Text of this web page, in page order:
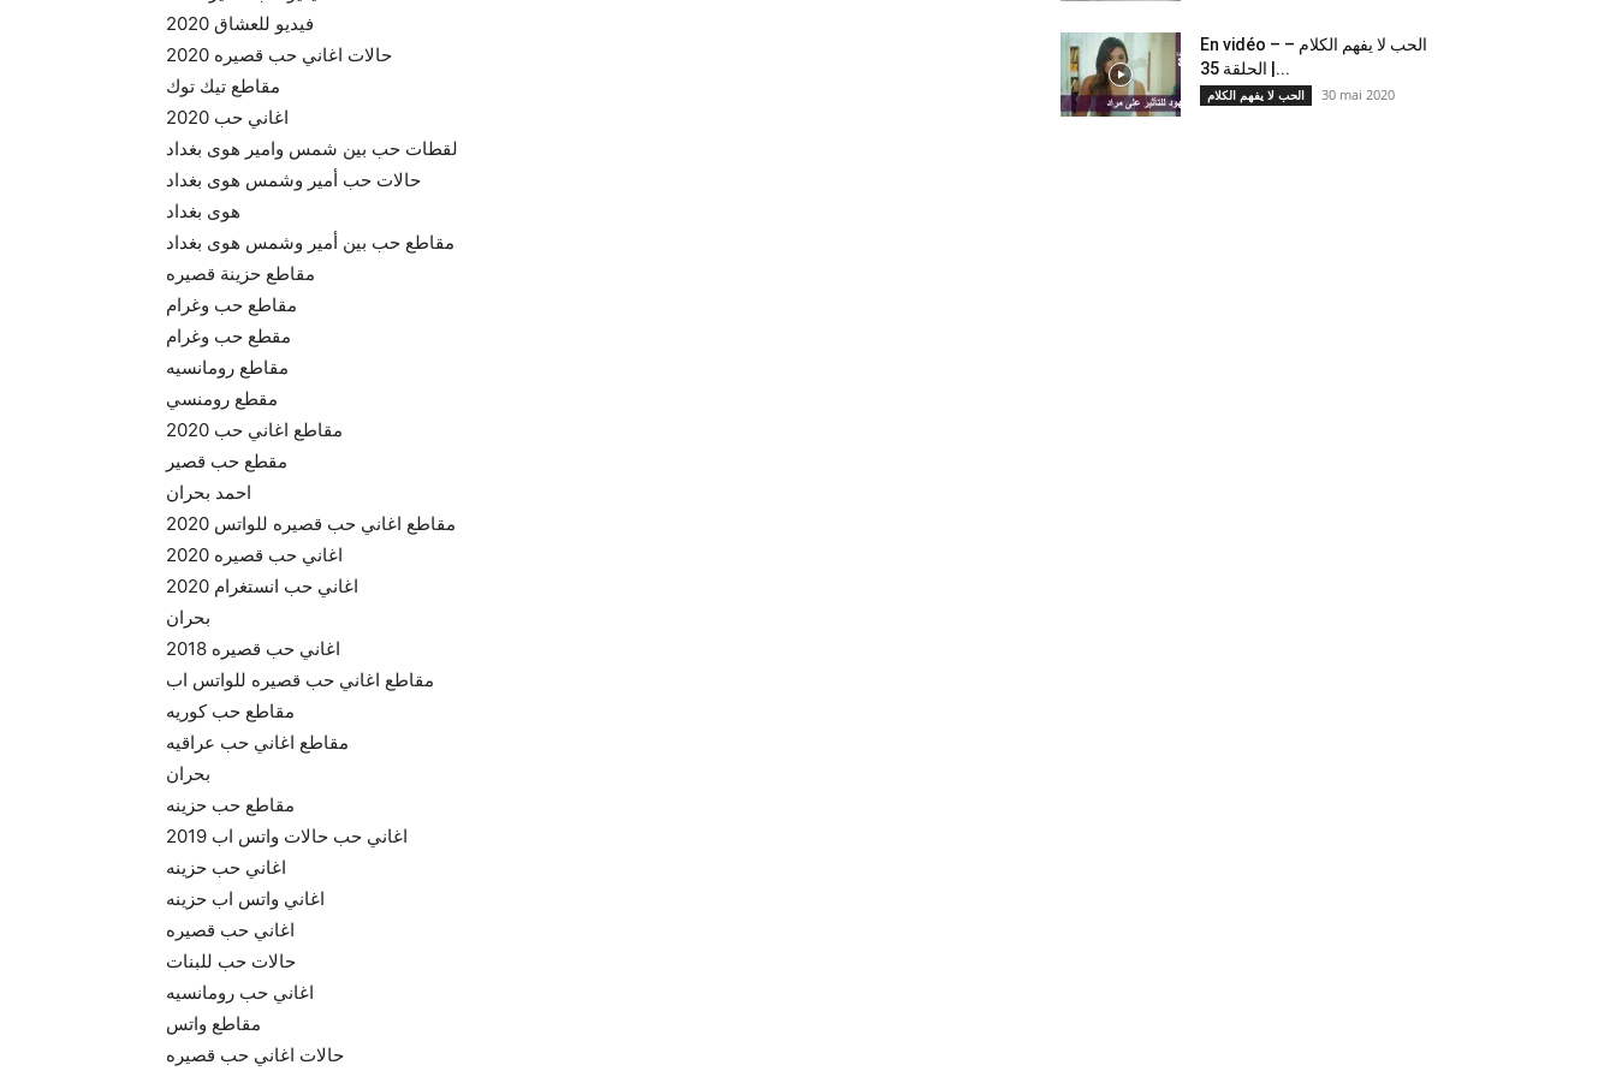
فيديو للعشاق 2020
حالات اغاني حب قصيره 2020
مقاطع تيك توك
اغاني حب 2020
لقطات حب بين شمس وامير هوى بغداد
حالات حب أمير وشمس هوى بغداد
هوى بغداد
مقاطع حب بين أمير وشمس هوى بغداد
مقاطع حزينة قصيره
مقاطع حب وغرام
مقطع حب وغرام
مقاطع رومانسيه
مقطع رومنسي
مقاطع اغاني حب 2020
مقطع حب قصير
احمد بحران
مقاطع اغاني حب قصيره للواتس 2020
اغاني حب قصيره 2020
اغاني حب انستغرام 2020
بحران
اغاني حب قصيره 2018
مقاطع اغاني حب قصيره للواتس اب
مقاطع حب كوريه
مقاطع اغاني حب عراقيه
بحران
مقاطع حب حزينه
اغاني حب حالات واتس اب 2019
اغاني حب حزينه
اغاني واتس اب حزينه
اغاني حب قصيره
حالات حب للبنات
اغاني حب رومانسيه
مقاطع واتس
حالات اغاني حب قصيره
En vidéo – الحب لا يفهم الكلام –
الحلقة 35 |...
الحب لا يفهم الكلام 30 mai 2020